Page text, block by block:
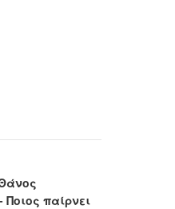
παίρνει